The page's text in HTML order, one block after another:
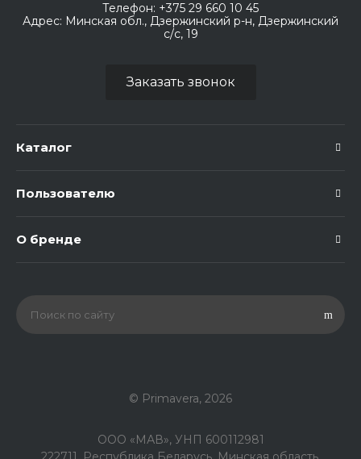
Телефон: +375 29 660 10 45
Адрес: Минская обл., Дзержинский р-н, Дзержинский
с/с, 19
Заказать звонок
Каталог
Пользователю
О бренде
© Primavera, 2026
ООО «МАВ», УНП 600112981